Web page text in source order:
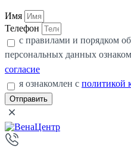
Имя
Телефон
с правилами и порядком
персональных данных
согласие
я ознакомлен с политикой
Отправить